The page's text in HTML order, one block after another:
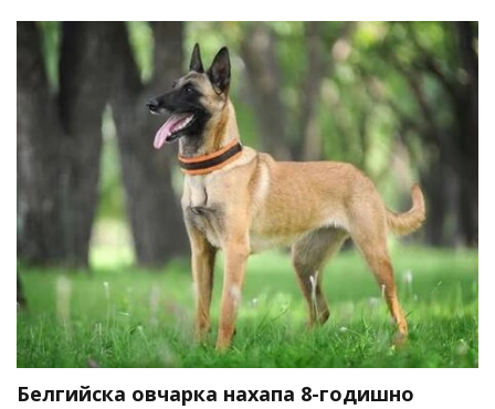
Белгийска овчарка нахапа 8-годишно